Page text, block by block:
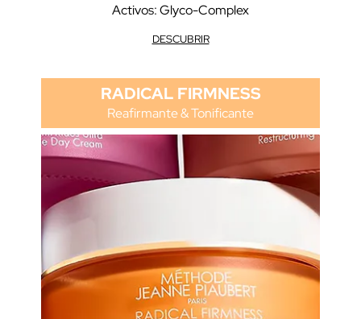
Activos: Glyco-Complex
DESCUBRIR
RADICAL FIRMNESS
Reafirmante & Tonificante